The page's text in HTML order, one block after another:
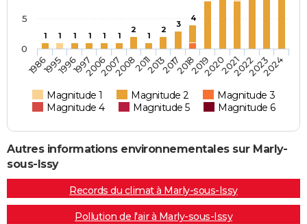
1 1 1 1 1 1
2
1
2
3
4
Magnitude 1 Magnitude 2
Magnitude 3
Magnitude 4
Magnitude 5 Magnitude 6
19861995199619972006200720082011201320172018201920202021202220232024
0
5
Autres informations environnementales sur Marly-
sous-Issy
Records du climat à Marly-sous-Issy
Pollution de l'air à Marly-sous-Issy